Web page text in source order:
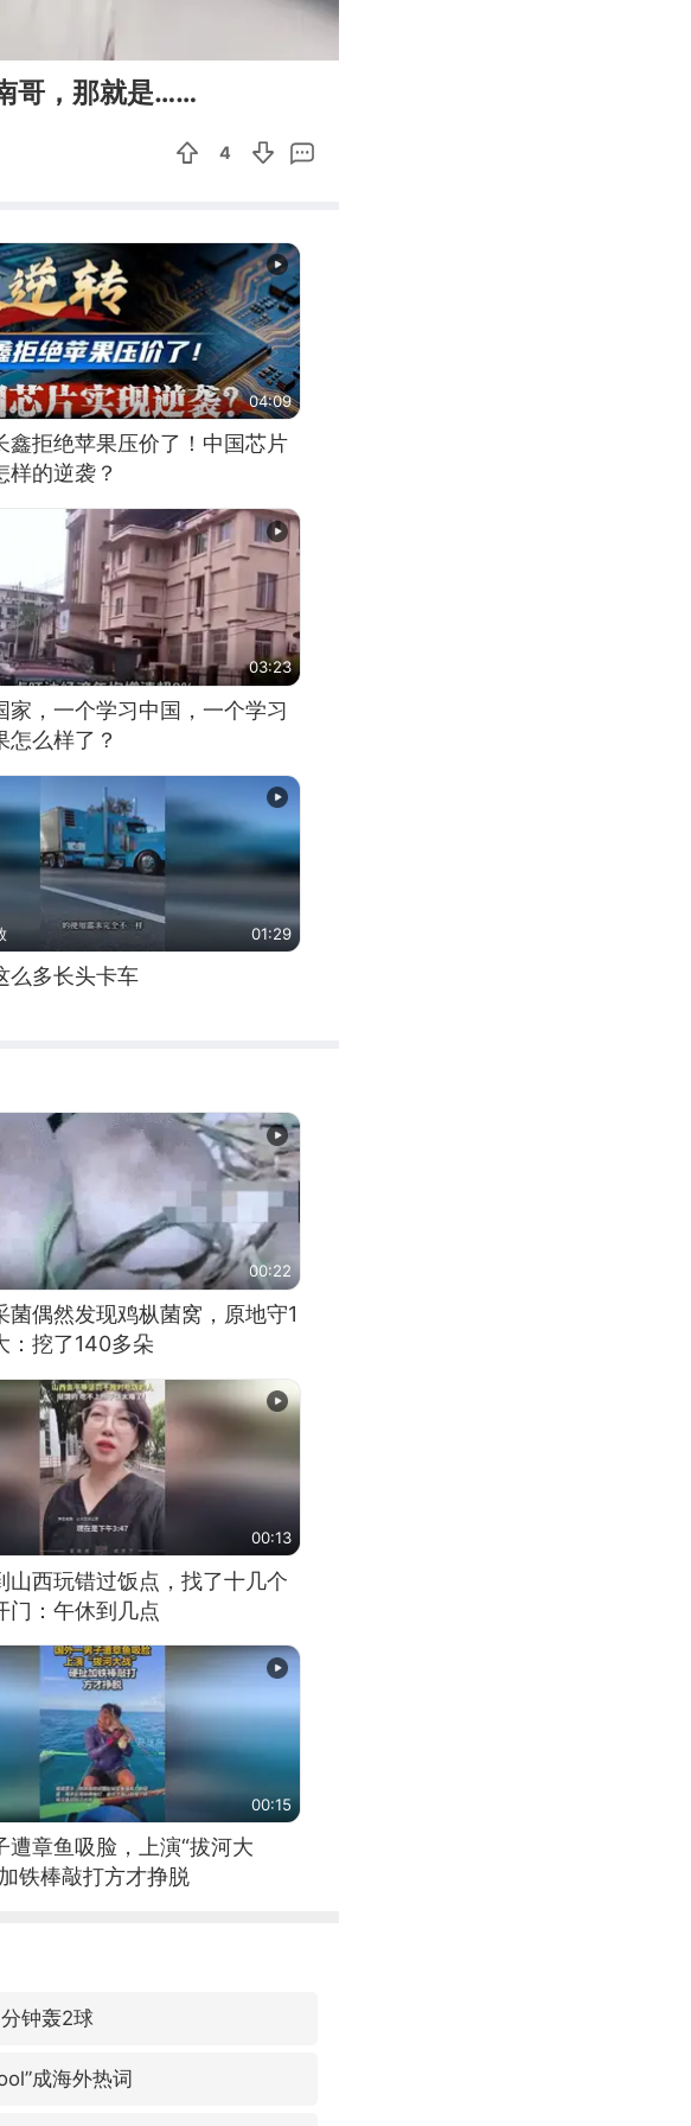
哥，那就是……
4
04:09
鑫拒绝苹果压价了！中国芯片
样的逆袭？
03:23
家，一个学习中国，一个学习
怎么样了？
01:29
么多长头卡车
00:22
菌偶然发现鸡枞菌窝，原地守1
：挖了140多朵
00:13
山西玩错过饭点，找了十几个
门：午休到几点
00:15
遭章鱼吸脸，上演“拔河大
铁棒敲打方才挣脱
钟轰2球
成海外热词